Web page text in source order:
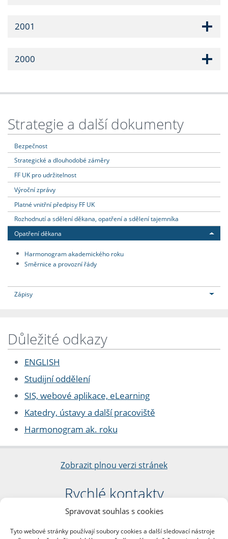
Spravovat souhlas s cookies
Tyto webové stránky používají soubory cookies a další sledovací nástroje
2001
2000
Strategie a další dokumenty
Bezpečnost
Strategické a dlouhodobé záměry
FF UK pro udržitelnost
Výroční zprávy
Platné vnitřní předpisy FF UK
Rozhodnutí a sdělení děkana, opatření a sdělení tajemníka
Opatření děkana
Harmonogram akademického roku
Směrnice a provozní řády
Zápisy
Důležité odkazy
ENGLISH
Studijní oddělení
SIS, webové aplikace, eLearning
Katedry, ústavy a další pracoviště
Harmonogram ak. roku
Zobrazit plnou verzi stránek
Rychlé kontakty
Filozofická fakulta
nám. Jana Palacha 1/2